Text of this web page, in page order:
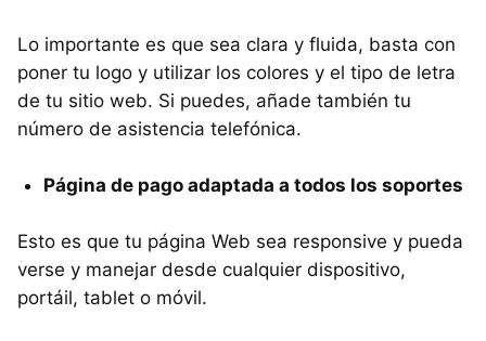
Lo importante es que sea clara y fluida, basta con
poner tu logo y utilizar los colores y el tipo de letra
de tu sitio web. Si puedes, añade también tu
número de asistencia telefónica.
Página de pago adaptada a todos los soportes
Esto es que tu página Web sea responsive y pueda
verse y manejar desde cualquier dispositivo,
portáil, tablet o móvil.